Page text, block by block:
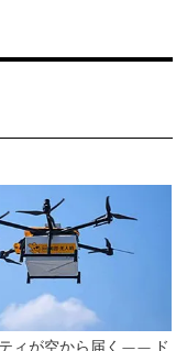
ィが空から届く—— ド